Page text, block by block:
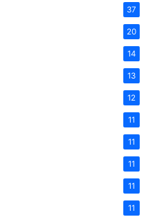
37
20
14
13
12
11
11
11
11
11